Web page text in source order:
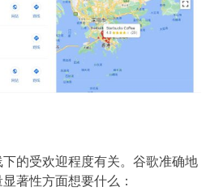
的受欢迎程度有关。谷歌准确地
著性方面想要什么：